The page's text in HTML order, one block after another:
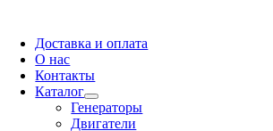
Доставка и оплата
О нас
Контакты
Каталог
Генераторы
Двигатели